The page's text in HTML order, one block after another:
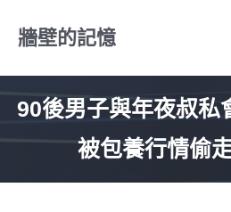
牆壁的記憶
90後男子與年夜叔私
被包養行情偷